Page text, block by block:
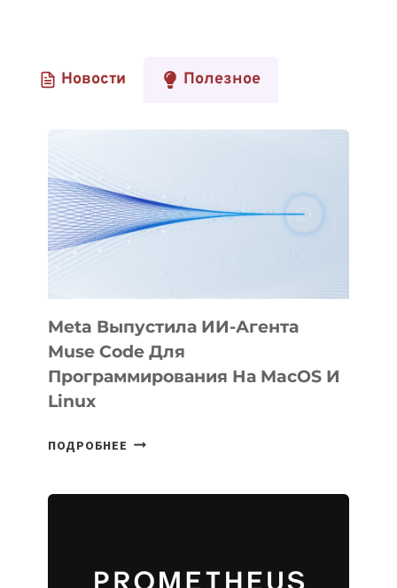
Новости Полезное
Meta Выпустила ИИ-Агента
Muse Code Для
Программирования На MacOS И
Linux
ПОДРОБНЕЕ META
ДЛЯ